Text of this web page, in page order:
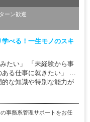
ーン歓迎
学べる！一生モノのスキ
たい」 「未経験から事
ある仕事に就きたい」 …
な知識や特別な能力が
事務系管理サポートをお任